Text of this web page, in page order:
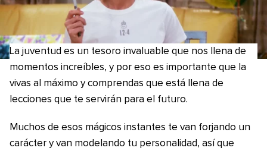
La juventud es un tesoro invaluable que nos llena de
momentos increíbles, y por eso es importante que la
vivas al máximo y comprendas que está llena de
lecciones que te servirán para el futuro.
Muchos de esos mágicos instantes te van forjando un
carácter y van modelando tu personalidad, así que